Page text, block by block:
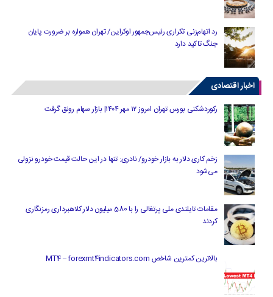
رد اتهام‌زنی تکراری رئیس‌جمهور اوکراین/ تهران همواره بر ضرورت پایان
جنگ تاکید دارد
اخبار اقتصادی
رکوردشکنی بورس تهران امروز ۱۲ مهر ۱۴۰۴| بازار سهام رونق گرفت
زخم کاری دلار به بازار خودرو/ نادری: تنها در این حالت قیمت خودرو نزولی
می‌شود
مقامات تایلندی ملی پرتغالی را با 580 میلیون دلار کلاهبرداری رمزنگاری
کردند
بالاترین کمترین شاخص MT4 – forexmt4indicators.com